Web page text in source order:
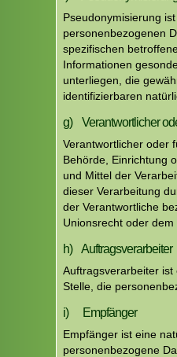
Pseudonymisierung
personenbezogenen
spezifischen
Informationen
unterliegen, die
identifizierbaren
g) Verantwortlicher
Verantwortlicher oder
Behörde, Einrichtung
und Mittel der
dieser Verarbeitung
der Verantwortliche
Unionsrecht oder
h) Auftragsverarbeiter
Auftragsverarbeiter
Stelle, die
i) Empfänger
Empfänger ist eine
personenbezogene